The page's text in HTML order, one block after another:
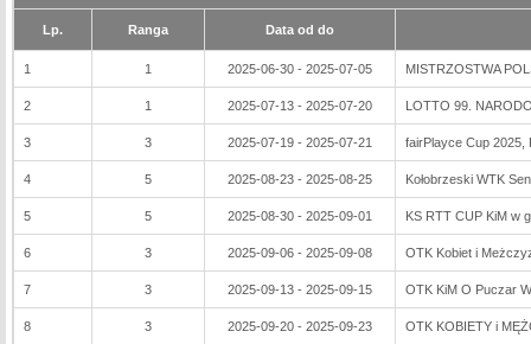
Lp. Ranga Data od do
1 1 2025-06-30 - 2025-07-05 MISTRZOSTWA
2 1 2025-07-13 - 2025-07-20 LOTTO 99.
3 3 2025-07-19 - 2025-07-21 fairPlayce Cup 2025,
4 5 2025-08-23 - 2025-08-25 Kołobrzeski WTK
5 5 2025-08-30 - 2025-09-01 KS RTT CUP KiM w
6 3 2025-09-06 - 2025-09-08 OTK Kobiet i
7 3 2025-09-13 - 2025-09-15 OTK KiM O Puczar
8 3 2025-09-20 - 2025-09-23 OTK KOBIETY i